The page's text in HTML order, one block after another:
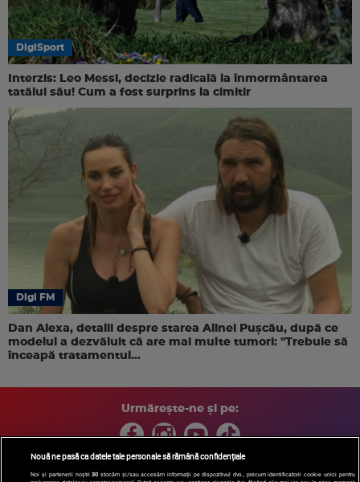
DigiSport
Interzis: Leo Messi, decizie radicală la înmormântarea
tatălui său! Cum a fost surprins la cimitir
Digi FM
Dan Alexa, detalii despre starea Alinei Pușcău, după ce
modelul a dezvăluit că are mai multe tumori: "Trebuie să
înceapă tratamentul...
Urmărește-ne și pe:
Nouă ne pasă ca datele tale personale să rămână confidențiale
Noi și partenerii noștri30 stocăm și/sau accesăm informații pe dispozitivul dvs., precum identificatorii cookie unici pentru